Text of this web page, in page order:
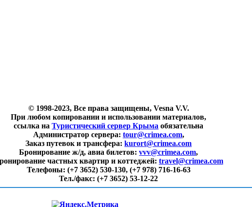
© 1998-2023, Все права защищены, Vesna V.V.
При любом копировании и использовании материалов,
ссылка наТуристический сервер Крыма обязательна
Администратор сервера: tour@crimea.com,
Заказ путевок и трансфера:kurort@crimea.com
Бронирование ж/д, авиа билетов:vvv@crimea.com,
частных квартир и коттеджей: travel@crimea.com
Телефоны: (+7 3652) 530-130, (+7 978) 716-16-63
Тел./факс:(+7 3652) 53-12-22